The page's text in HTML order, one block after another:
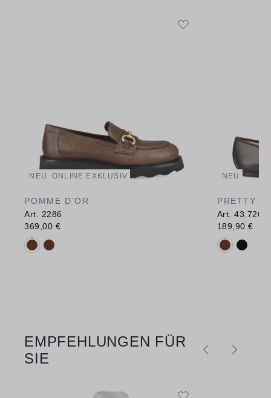
NEU ONLINE EXKLUSIV
POMME D’OR
Art. 2286
369,00 €
Verfügbare Farbvarianten:
NEU
PRETTY
Art. 43.726
189,90 €
Verfügbare
Produktgalerie überspringen
EMPFEHLUNGEN FÜR
SIE